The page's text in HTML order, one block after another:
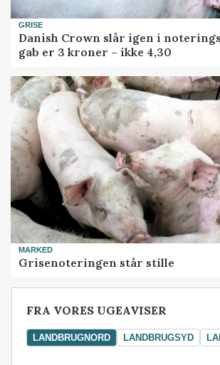
GRISE
Danish Crown slår igen i
gab er 3 kroner – ikke 4,30
MARKED
Grisenoteringen står stille
FRA VORES UGEAVISER
LANDBRUGNORD LANDBRUGSYD